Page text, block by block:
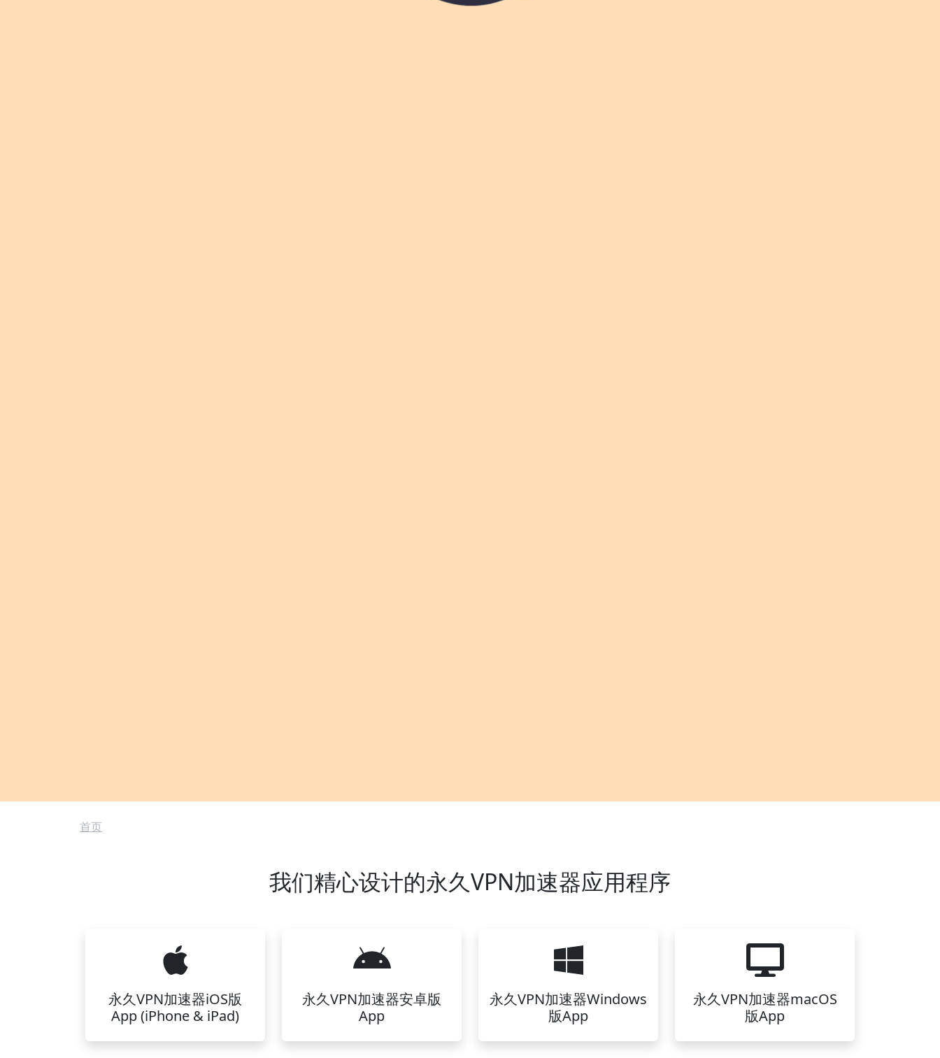
面包屑
首页
我们精心设计的永久VPN加速器应用程序
永久VPN加速器iOS版
App (iPhone & iPad)
永久VPN加速器安卓版
App
永久VPN加速器Windows
版App
永久VPN加速器macOS
版App